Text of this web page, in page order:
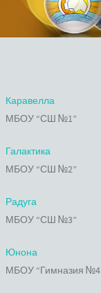
Каравелла
МБОУ “СШ №1”
Галактика
МБОУ “СШ №2”
Радуга
МБОУ “СШ №3”
Юнона
МБОУ “Гимназия